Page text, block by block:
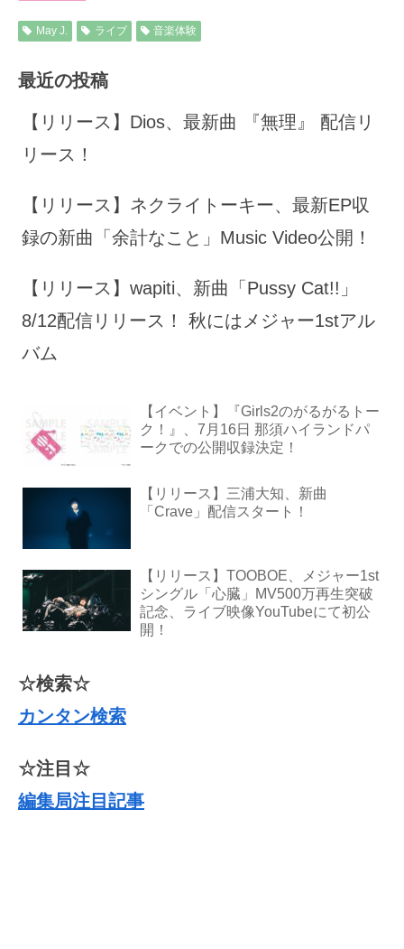
May J. ライブ 音楽体験
最近の投稿
【リリース】Dios、最新曲 『無理』 配信リ
リース！
【リリース】ネクライトーキー、最新EP収
録の新曲「余計なこと」Music Video公開！
【リリース】wapiti、新曲「Pussy Cat!!」
8/12配信リリース！ 秋にはメジャー1stアル
バム
【イベント】『Girls2のがるがるトー
ク！』、7月16日 那須ハイランドパ
ークでの公開収録決定！
【リリース】三浦大知、新曲
「Crave」配信スタート！
【リリース】TOOBOE、メジャー1st
シングル「心臓」MV500万再生突破
記念、ライブ映像YouTubeにて初公
開！
☆検索☆
カンタン検索
☆注目☆
編集局注目記事